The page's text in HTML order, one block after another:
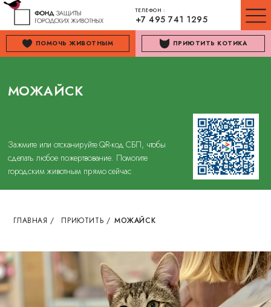
ТЕЛЕФОН :
+7 495 741 1295
ПОМОЧЬ ЖИВОТНЫМ ПРИЮТИТЬ КОТИКА
МОЖАЙСК
Зажмите или отсканируйте QR-код СБП, чтобы
сделать любое пожертвование. Помогите
городским животным прямо сейчас
ГЛАВНАЯ / ПРИЮТИТЬ / МОЖАЙСК